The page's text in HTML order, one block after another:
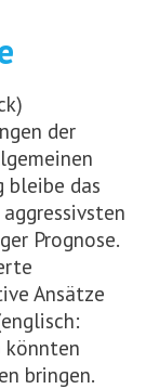
der
bleibe das
Prognose.
Ansätze
könnten
bringen.